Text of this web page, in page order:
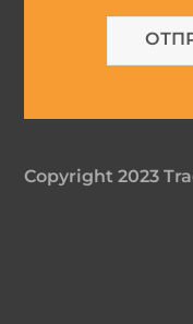
Copyright 2023